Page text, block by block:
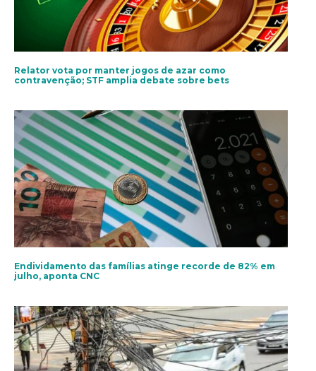
Relator vota por manter jogos de azar como
contravenção; STF amplia debate sobre bets
Endividamento das famílias atinge recorde de 82% em
julho, aponta CNC